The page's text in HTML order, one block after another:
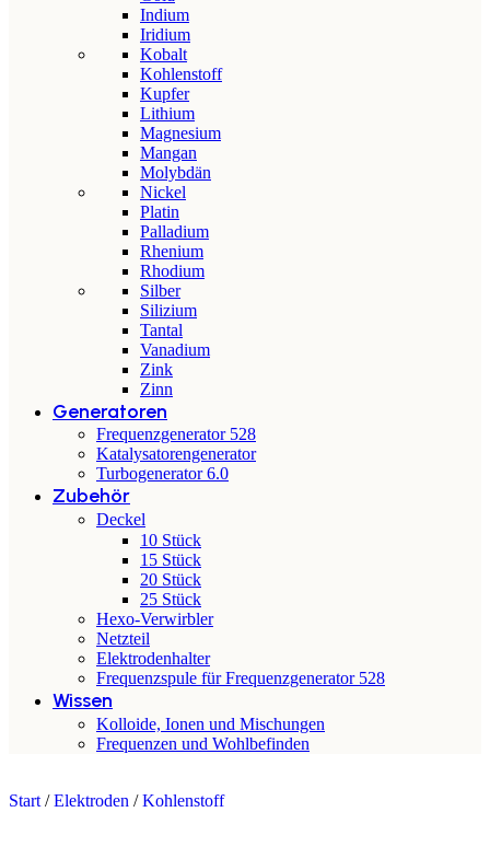
Indium
Iridium
Kobalt
Kohlenstoff
Kupfer
Lithium
Magnesium
Mangan
Molybdän
Nickel
Platin
Palladium
Rhenium
Rhodium
Silber
Silizium
Tantal
Vanadium
Zink
Zinn
Generatoren
Frequenzgenerator 528
Katalysatorengenerator
Turbogenerator 6.0
Zubehör
Deckel
10 Stück
15 Stück
20 Stück
25 Stück
Hexo-Verwirbler
Netzteil
Elektrodenhalter
Frequenzspule für Frequenzgenerator 528
Wissen
Kolloide, Ionen und Mischungen
Frequenzen und Wohlbefinden
Start / Elektroden / Kohlenstoff